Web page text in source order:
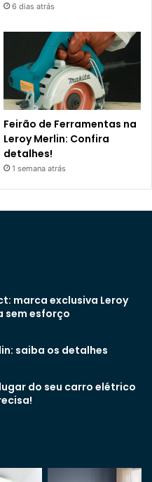
6 dias atrás
Feirão de Ferramentas na
Leroy Merlin: Confira
detalhes!
1 semana atrás
marca exclusiva Leroy
sem esforço
saiba os detalhes
do seu carro elétrico